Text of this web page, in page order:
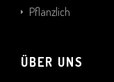
Pflanzlich
ÜBER UNS